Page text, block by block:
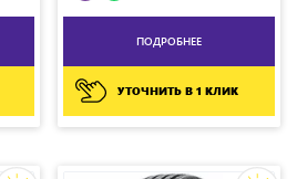
ПОДРОБНЕЕ
УТОЧНИТЬ В 1 КЛИК